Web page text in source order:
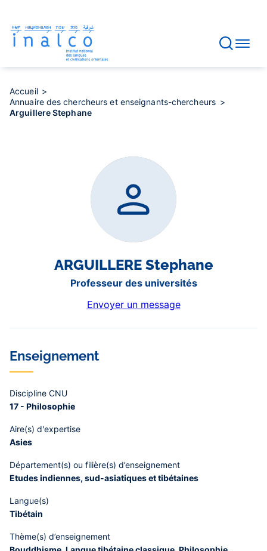
contenu
principal
Accueil
Annuaire des chercheurs et enseignants-chercheurs
Arguillere Stephane
ARGUILLEREStephane
Professeur des universités
Envoyer un message
Enseignement
Discipline CNU
17 - Philosophie
Aire(s) d'expertise
Asies
Département(s) ou filière(s) d’enseignement
Etudes indiennes, sud-asiatiques et tibétaines
Langue(s)
Tibétain
Thème(s) d’enseignement